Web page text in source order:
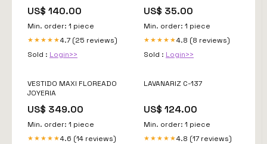
US$ 140.00
Min. order: 1 piece
★★★★★4.7 (25 reviews)
Sold : Login>>
US$ 35.00
Min. order: 1 piece
★★★★★4.8 (8 reviews)
Sold : Login>>
VESTIDO MAXI FLOREADO
JOYERIA
US$ 349.00
Min. order: 1 piece
★★★★★4.6 (14 reviews)
LAVANARIZ C-137
US$ 124.00
Min. order: 1 piece
★★★★★4.8 (17 reviews)